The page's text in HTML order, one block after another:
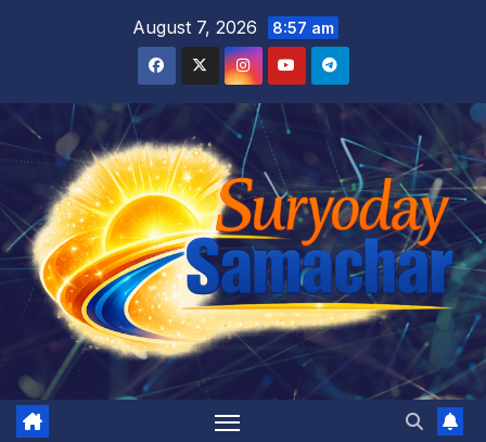
August 7, 2026 8:57 am